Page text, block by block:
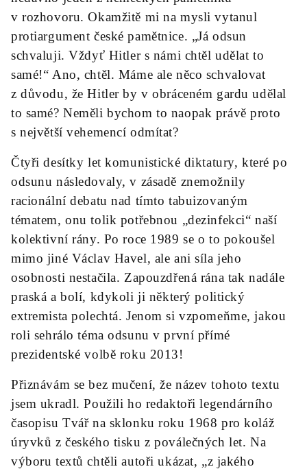
v rozhovoru. Okamžitě mi na mysli vytanul
protiargument české pamětnice. „Já odsun
schvaluji. Vždyť Hitler s námi chtěl udělat to
samé!“ Ano, chtěl. Máme ale něco schvalovat
z důvodu, že Hitler by v obráceném gardu udělal
to samé? Neměli bychom to naopak právě proto
s největší vehemencí odmítat?
Čtyři desítky let komunistické diktatury, které po
odsunu následovaly, v zásadě znemožnily
racionální debatu nad tímto tabuizovaným
tématem, onu tolik potřebnou „dezinfekci“ naší
kolektivní rány. Po roce 1989 se o to pokoušel
mimo jiné Václav Havel, ale ani síla jeho
osobnosti nestačila. Zapouzdřená rána tak nadále
praská a bolí, kdykoli ji některý politický
extremista polechtá. Jenom si vzpomeňme, jakou
roli sehrálo téma odsunu v první přímé
prezidentské volbě roku 2013!
Přiznávám se bez mučení, že název tohoto textu
jsem ukradl. Použili ho redaktoři legendárního
časopisu Tvář na sklonku roku 1968 pro koláž
úryvků z českého tisku z poválečných let. Na
výboru textů chtěli autoři ukázat, „z jakého